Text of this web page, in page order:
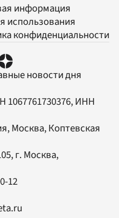
информация
использования
конфиденциальности
новости дня
1067761730376, ИНН
Москва, Коптевская
, г. Москва,
12